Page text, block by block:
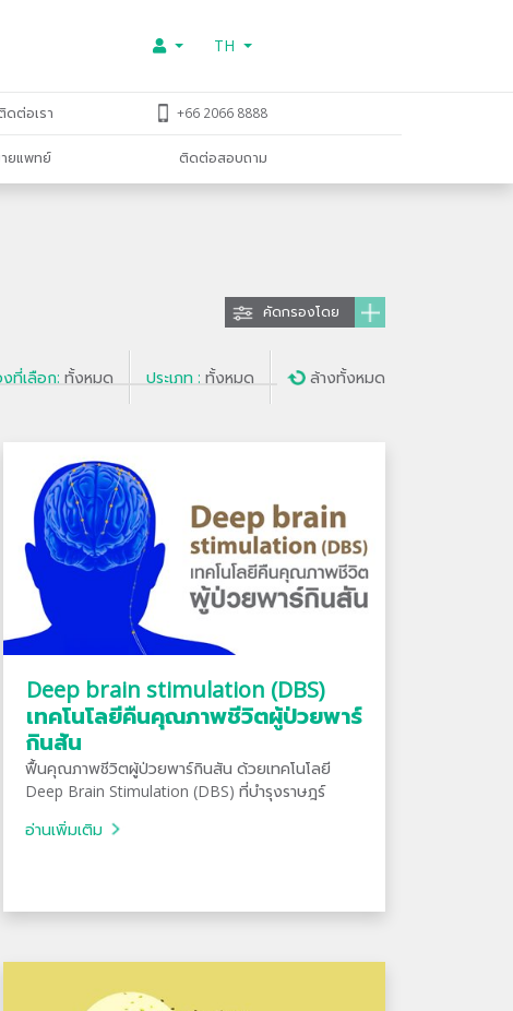
TH
ดต่อเรา +66 2066 8888
ยแพทย์ ติดต่อสอบถาม
คัดกรองโดย
ที่เลือก: ทั้งหมด ประเภท : ทั้งหมด ล้างทั้งหมด
Deep brain stimulation (DBS)
เทคโนโลยีคืนคุณภาพชีวิตผู้ป่วยพาร์
กินสัน
ฟื้นคุณภาพชีวิตผู้ป่วยพาร์กินสัน ด้วยเทคโนโลยี
Deep Brain Stimulation (DBS) ที่บำรุงราษฎร์
อ่านเพิ่มเติม